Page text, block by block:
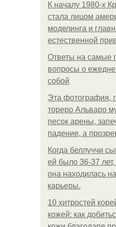
К началу 1980-х
стала лицом
моделинга и
естественной
Ответы на самые
вопросы о
собой
Эта фотография,
тореро Альваро
песок арены,
падение, а
Когда беллуччи
ей было 36-37
она находилась
карьеры.
10 хитростей
кожей: как